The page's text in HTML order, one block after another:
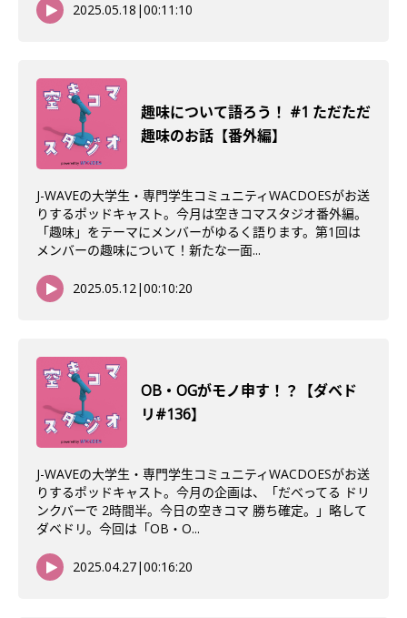
2025.05.18 |00:11:10
趣味について語ろう！ #1 ただただ
趣味のお話【番外編】
J-WAVEの大学生・専門学生コミュニティWACDOESがお送
りするポッドキャスト。今月は空きコマスタジオ番外編。
「趣味」をテーマにメンバーがゆるく語ります。第1回は
メンバーの趣味について！新たな一面...
2025.05.12|00:10:20
OB・OGがモノ申す！？【ダベド
リ#136】
J-WAVEの大学生・専門学生コミュニティWACDOESがお送
りするポッドキャスト。今月の企画は、「だべってる ドリ
ンクバーで 2時間半。今日の空きコマ 勝ち確定。」略して
ダベドリ。今回は「OB・O...
2025.04.27|00:16:20